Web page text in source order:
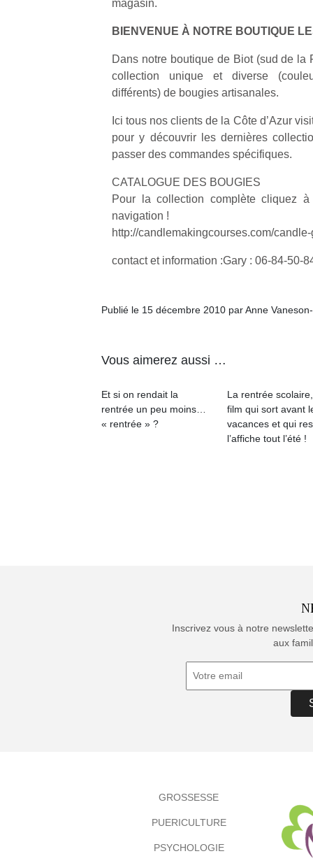
magasin.
BIENVENUE À NOTRE BOUTIQUE
Dans notre boutique de Biot (sud de la
collection unique et diverse
différents) de bougies artisanales.
Ici tous nos clients de la Côte d’Azur
pour y découvrir les dernières
passer des commandes spécifiques.
CATALOGUE DES BOUGIES
Pour la collection complète cliquez
navigation !
http://candlemakingcourses.com/
contact et information :Gary : 06-84-50-
Publié le 15 décembre 2010 par Anne
Vous aimerez aussi …
Et si on rendait la
rentrée un peu moins…
« rentrée » ?
La rentrée
film qui sort avant
vacances et qui
l’affiche tout l’été !
ou
Inscrivez vous à notre
aux
GROSSESSE
PUERICULTURE
PSYCHOLOGIE